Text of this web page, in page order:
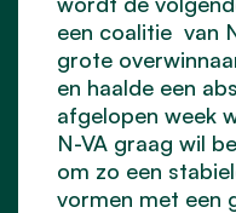
een coalitie van
grote
en haalde een
afgelopen week
N-VA graag wil
om zo een
vormen met een